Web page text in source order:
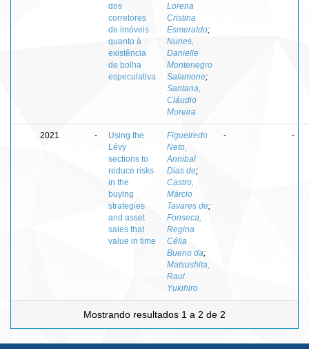
dos
corretores
de imóveis
quanto à
existência
de bolha
especulativa
Lorena
Cristina
Esmeraldo;
Nunes,
Danielle
Montenegro
Salamone;
Santana,
Cláudio
Moreira
2021 -
Using the
Lévy
sections to
reduce risks
in the
buying
strategies
and asset
sales that
value in time
Figueiredo
Neto,
Annibal
Dias de;
Castro,
Márcio
Tavares de;
Fonseca,
Regina
Célia
Bueno da;
Matsushita,
Raul
Yukihiro
- -
Mostrando resultados 1 a 2 de 2